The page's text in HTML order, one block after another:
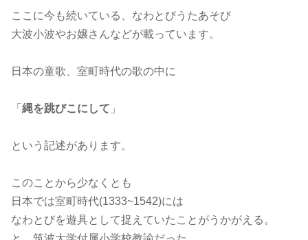
ここに今も続いている、なわとびうたあそび
大波小波やお嬢さんなどが載っています。
日本の童歌、室町時代の歌の中に
「 縄を跳びこにして 」
という記述があります。
このことから少なくとも
日本では室町時代(1333~1542)には
なわとびを遊具として捉えていたことがうかがえる。